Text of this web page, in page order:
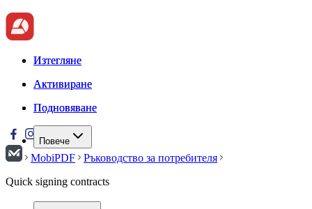
Изтегляне
Активиране
Подновяване
Повече
Изтегляне
Активиране
Подновяване
MobiPDF
Ръководство за потребителя
Quick signing contracts